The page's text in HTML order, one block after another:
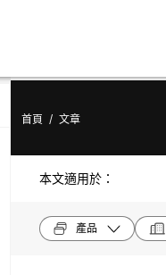
首頁 / 文章
本文適用於：
產品